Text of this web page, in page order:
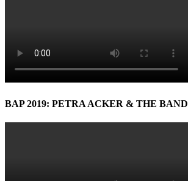
BAP 2019: PETRA ACKER & THE BAND